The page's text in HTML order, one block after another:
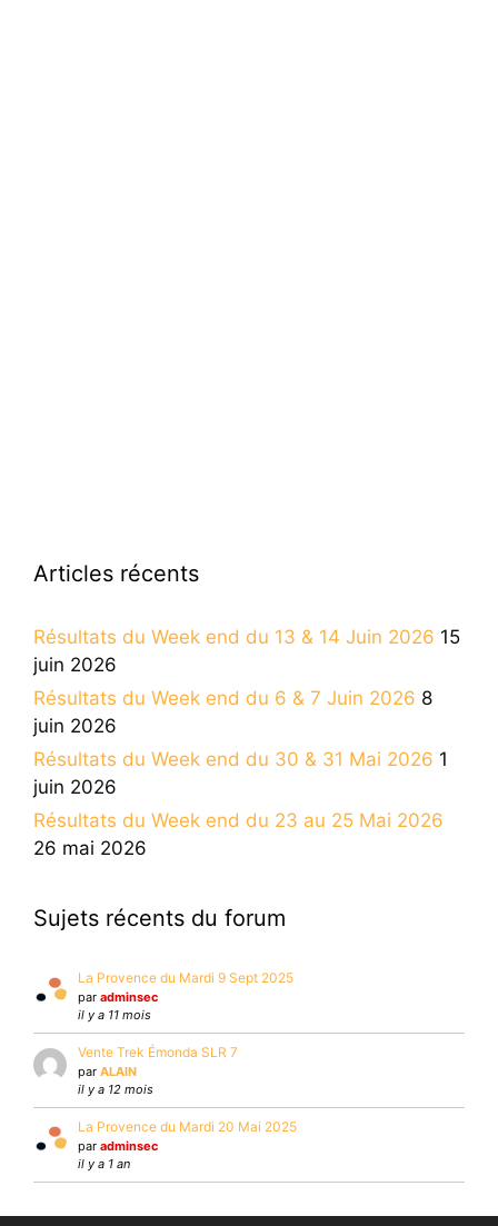
Articles récents
Résultats du Week end du 13 & 14 Juin 2026 15
juin 2026
Résultats du Week end du 6 & 7 Juin 2026 8
juin 2026
Résultats du Week end du 30 & 31 Mai 2026 1
juin 2026
Résultats du Week end du 23 au 25 Mai 2026
26 mai 2026
Sujets récents du forum
La Provence du Mardi 9 Sept 2025
par adminsec
il y a 11 mois
Vente Trek Émonda SLR 7
par ALAIN
il y a 12 mois
La Provence du Mardi 20 Mai 2025
par adminsec
il y a 1 an